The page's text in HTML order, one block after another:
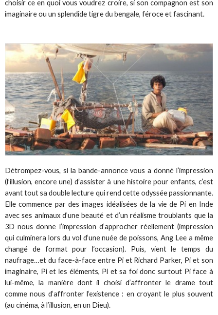
choisir ce en quoi vous voudrez croire, si son compagnon est son
imaginaire ou un splendide tigre du bengale, féroce et fascinant.
Détrompez-vous, si la bande-annonce vous a donné l’impression
(l’illusion, encore une) d’assister à une histoire pour enfants, c’est
avant tout sa double lecture qui rend cette odyssée passionnante.
Elle commence par des images idéalisées de la vie de Pi en Inde
avec ses animaux d’une beauté et d’un réalisme troublants que la
3D nous donne l’impression d’approcher réellement (impression
qui culminera lors du vol d’une nuée de poissons, Ang Lee a même
changé de format pour l’occasion). Puis, vient le temps du
naufrage…et du face-à-face entre Pi et Richard Parker, Pi et son
imaginaire, Pi et les éléments, Pi et sa foi donc surtout Pi face à
lui-même, la manière dont il choisi d’affronter le drame tout
comme nous d’affronter l’existence : en croyant le plus souvent
(au cinéma, à l’illusion, en un Dieu).